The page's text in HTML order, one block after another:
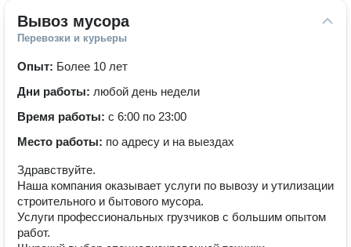
Вывоз мусора
Перевозки и курьеры
Опыт: Более 10 лет
Дни работы: любой день недели
Время работы: с 6:00 по 23:00
Место работы: по адресу и на выездах
Здравствуйте.
Наша компания оказывает услуги по вывозу и утилизации
строительного и бытового мусора.
Услуги профессиональных грузчиков с большим опытом
работ.